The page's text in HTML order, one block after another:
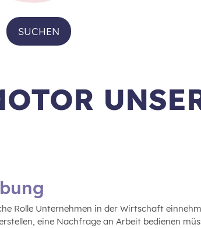
SUCHEN
Rolle Unternehmen in der Wirtschaft
eine Nachfrage an Arbeit bedienen